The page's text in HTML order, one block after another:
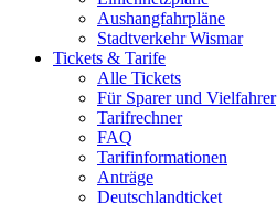
Aushangfahrpläne
Stadtverkehr Wismar
Tickets & Tarife
Alle Tickets
Für Sparer und Vielfahrer
Tarifrechner
FAQ
Tarifinformationen
Anträge
Deutschlandticket